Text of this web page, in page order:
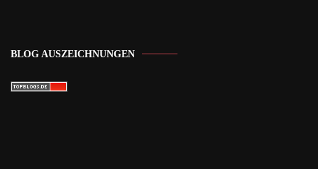
BLOG AUSZEICHNUNGEN